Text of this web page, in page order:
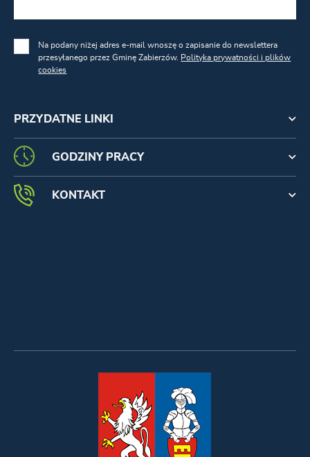
PRZYDATNE LINKI
Na podany niżej adres e-mail wnoszę o zapisanie do newslettera
przesyłanego przez Gminę Zabierzów. Polityka prywatności i plików
cookies
GODZINY PRACY
KONTAKT